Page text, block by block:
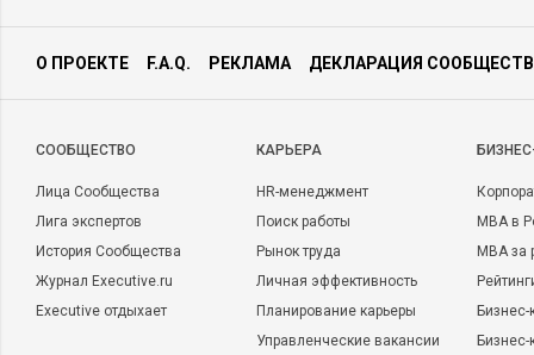
О ПРОЕКТЕ F.A.Q. РЕКЛАМА ДЕКЛАРАЦИЯ
CООБЩЕСТВО
Лица Сообщества
Лига экспертов
История Сообщества
Журнал Executive.ru
Executive отдыхает
КАРЬЕРА
HR-менеджмент
Поиск работы
Рынок труда
Личная эффективность
Планирование карьеры
Управленческие вакансии
MBA в
MBA
Бизнес-